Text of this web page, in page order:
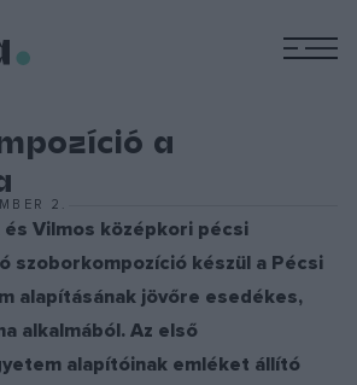
a
2.
és Vilmos középkori pécsi
szoborkompozíció készül a Pécsi
alapításának jövőre esedékes,
alkalmából. Az első
alapítóinak emléket állító